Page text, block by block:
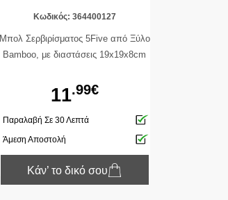
Κωδικός: 364400127
Μπολ Σερβιρίσματος 5Five από Ξύλο
Bamboo, με διαστάσεις 19x19x8cm
11.99€
Παραλαβή Σε 30 Λεπτά
Άμεση Αποστολή
Κάν’ το δικό σου